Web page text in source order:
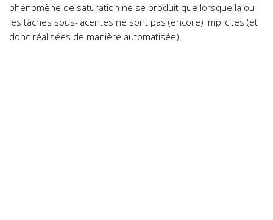
phénomène de saturation ne se produit que lorsque la ou
les tâches sous-jacentes ne sont pas (encore) implicites (et
donc réalisées de manière automatisée).